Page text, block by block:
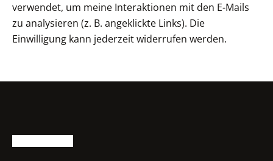
verwendet, um meine Interaktionen mit den E-Mails
zu analysieren (z. B. angeklickte Links). Die
Einwilligung kann jederzeit widerrufen werden.